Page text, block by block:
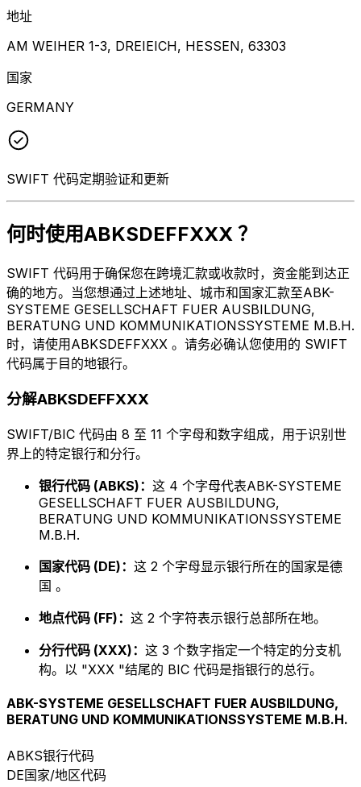
地址
AM WEIHER 1-3, DREIEICH, HESSEN, 63303
国家
GERMANY
SWIFT 代码定期验证和更新
何时使用ABKSDEFFXXX ？
SWIFT 代码用于确保您在跨境汇款或收款时，资金能到达正
确的地方。当您想通过上述地址、城市和国家汇款至ABK-
SYSTEME GESELLSCHAFT FUER AUSBILDUNG,
BERATUNG UND KOMMUNIKATIONSSYSTEME M.B.H.
时，请使用ABKSDEFFXXX 。请务必确认您使用的 SWIFT
代码属于目的地银行。
分解ABKSDEFFXXX
SWIFT/BIC 代码由 8 至 11 个字母和数字组成，用于识别世
界上的特定银行和分行。
银行代码 (ABKS)： 这 4 个字母代表ABK-SYSTEME
GESELLSCHAFT FUER AUSBILDUNG,
BERATUNG UND KOMMUNIKATIONSSYSTEME
M.B.H.
国家代码 (DE)： 这 2 个字母显示银行所在的国家是德
国 。
地点代码 (FF)： 这 2 个字符表示银行总部所在地。
分行代码 (XXX)： 这 3 个数字指定一个特定的分支机
构。以 "XXX "结尾的 BIC 代码是指银行的总行。
ABK-SYSTEME GESELLSCHAFT FUER AUSBILDUNG,
BERATUNG UND KOMMUNIKATIONSSYSTEME M.B.H.
ABKS银行代码
DE国家/地区代码